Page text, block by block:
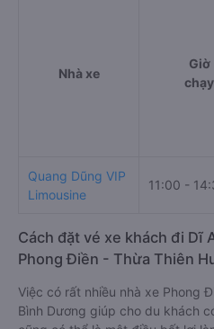
Nhà xe
Giờ
chạy
Quang Dũng VIP
Limousine
11:00 -
Cách đặt vé xe khách đi Dĩ
Phong Điền - Thừa Thiên
Việc có rất nhiều nhà xe Phong
Bình Dương giúp cho du khách